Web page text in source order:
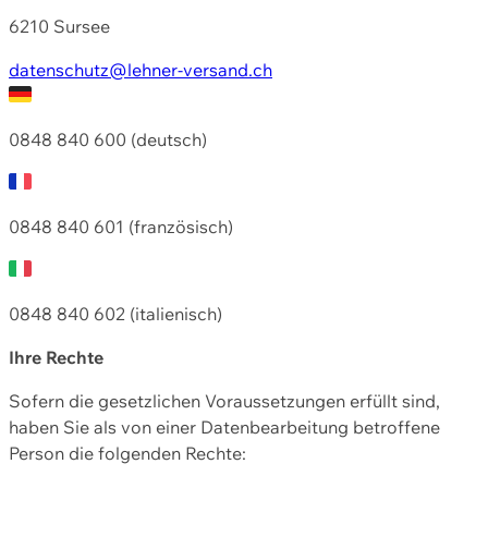
6210 Sursee
datenschutz@lehner-versand.ch
0848 840 600 (deutsch)
0848 840 601 (französisch)
0848 840 602 (italienisch)
Ihre Rechte
Sofern die gesetzlichen Voraussetzungen erfüllt sind,
haben Sie als von einer Datenbearbeitung betroffene
Person die folgenden Rechte: